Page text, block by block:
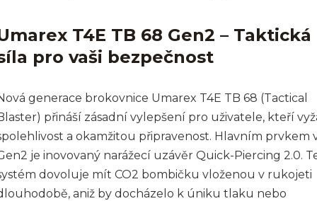
T4E TB 68 Gen2 – Taktická
pro vaši bezpečnost
generace brokovnice Umarex T4E TB 68 (Tactical
přináší zásadní vylepšení pro uživatele, kteří
a okamžitou připravenost. Hlavním prvkem
je inovovaný narážecí uzávěr Quick-Piercing 2.0.
dovoluje mít CO2 bombičku vloženou v rukojeti
aniž by docházelo k úniku tlaku nebo